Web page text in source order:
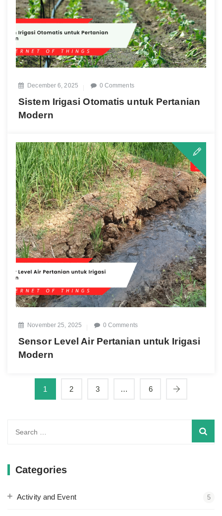
December 6, 2025 0 Comments
Sistem Irigasi Otomatis untuk Pertanian
Modern
November 25, 2025 0 Comments
Sensor Level Air Pertanian untuk Irigasi
Modern
1 2 3 … 6
Categories
Activity and Event 5